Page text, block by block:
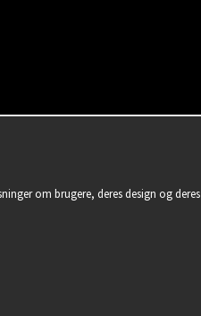
om brugere, deres design og deres